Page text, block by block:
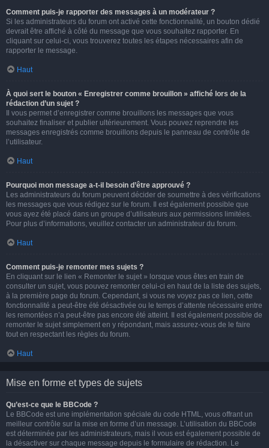
Comment puis-je rapporter des messages à un modérateur ?
Si les administrateurs du forum ont activé cette fonctionnalité, un bouton dédié
devrait être affiché à côté du message que vous souhaitez rapporter. En
cliquant sur celui-ci, vous trouverez toutes les étapes nécessaires afin de
rapporter le message.
Haut
À quoi sert le bouton « Enregistrer comme brouillon » affiché lors de la
rédaction d’un sujet ?
Il vous permet d’enregistrer comme brouillons les messages que vous
souhaitez finaliser et publier ultérieurement. Vous pouvez reprendre les
messages enregistrés comme brouillons depuis le panneau de contrôle de
l’utilisateur.
Haut
Pourquoi mon message a-t-il besoin d’être approuvé ?
Les administrateurs du forum peuvent décider de soumettre à des vérifications
les messages que vous rédigez sur le forum. Il est également possible que
vous ayez été placé dans un groupe d’utilisateurs aux permissions limitées.
Pour plus d’informations, veuillez contacter un administrateur du forum.
Haut
Comment puis-je remonter mes sujets ?
En cliquant sur le lien « Remonter le sujet » lorsque vous êtes en train de
consulter un sujet, vous pouvez remonter celui-ci en haut de la liste des sujets,
à la première page du forum. Cependant, si vous ne voyez pas ce lien, cette
fonctionnalité a peut-être été désactivée ou le temps d’attente nécessaire entre
les remontées n’a peut-être pas encore été atteint. Il est également possible de
remonter le sujet simplement en y répondant, mais assurez-vous de le faire
tout en respectant les règles du forum.
Haut
Mise en forme et types de sujets
Qu’est-ce que le BBCode ?
Le BBCode est une implémentation spéciale du code HTML, vous offrant un
meilleur contrôle sur la mise en forme d’un message. L’utilisation du BBCode
est déterminée par les administrateurs, mais il vous est également possible de
la désactiver sur chaque message depuis le formulaire de rédaction. Le